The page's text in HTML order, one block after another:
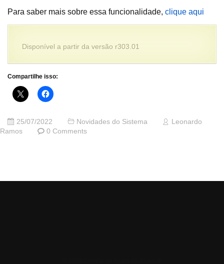
Para saber mais sobre essa funcionalidade, clique aqui
Disponível a partir da versão r303.01
Compartilhe isso:
25/07/2022 Novidades do Sistema
Leonardo
Ramos
0 Comments